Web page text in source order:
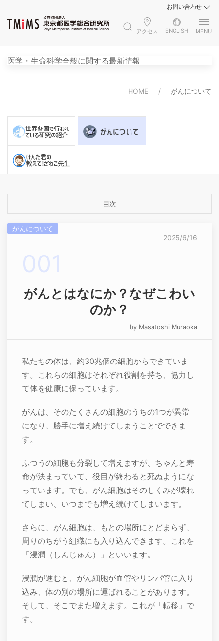
お問い合わせ
アクセス ENGLISH MENU
医学・生命科学全般に関する最新情報
HOME がんについて
目次
がんについて
2025/6/16
がんとはなにか？なぜこわい
のか？
by Masatoshi Muraoka
私たちの体は、約30兆個の細胞からできていま
す。これらの細胞はそれぞれ役割を持ち、協力し
て体を健康に保っています。
がんは、そのたくさんの細胞のうちの1つが異常
になり、勝手に増え続けてしまうことでできま
す。
ふつうの細胞も分裂して増えますが、ちゃんと寿
命が決まっていて、役目が終わると死ぬようにな
っています。でも、がん細胞はそのしくみが壊れ
てしまい、いつまでも増え続けてしまいます。
さらに、がん細胞は、もとの場所にとどまらず、
周りのちがう組織にも入り込んできます。これを
「浸潤（しんじゅん）」といいます。
浸潤が進むと、がん細胞が血管やリンパ管に入り
込み、体の別の場所に運ばれることがあります。
そして、そこでまた増えます。これが「転移」で
す。